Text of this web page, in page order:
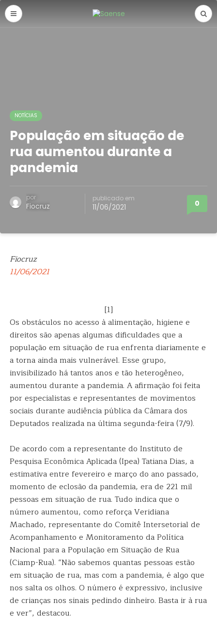
NOTÍCIAS
População em situação de
rua aumentou durante a
pandemia
por
Fiocruz
publicado em
11/06/2021 0
Fiocruz
11/06/2021
[1]
Os obstáculos no acesso à alimentação, higiene e
direitos são apenas algumas dificuldades que a
população em situação de rua enfrenta diariamente e
a torna ainda mais vulnerável. Esse grupo,
invisibilizado há tantos anos e tão heterogêneo,
aumentou durante a pandemia. A afirmação foi feita
por especialistas e representantes de movimentos
sociais durante audiência pública da Câmara dos
Deputados realizada na última segunda-feira (7/9).
De acordo com a representante do Instituto de
Pesquisa Econômica Aplicada (Ipea) Tatiana Dias, a
estimativa entre fevereiro e março do ano passado,
momento de eclosão da pandemia, era de 221 mil
pessoas em situação de rua. Tudo indica que o
número aumentou, como reforça Veridiana
Machado, representante do Comitê Intersetorial de
Acompanhamento e Monitoramento da Política
Nacional para a População em Situação de Rua
(Ciamp-Rua). “Não sabemos quantas pessoas estão
em situação de rua, mas com a pandemia, é algo que
nos salta os olhos. O número é expressivo, inclusive
de crianças nos sinais pedindo dinheiro. Basta ir à rua
e ver”, destacou.